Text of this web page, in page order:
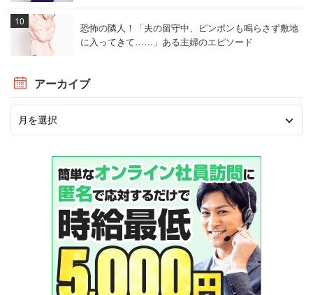
恐怖の隣人！「夫の留守中、ピンポンも鳴らさず敷地
に入ってきて……」ある主婦のエピソード
アーカイブ